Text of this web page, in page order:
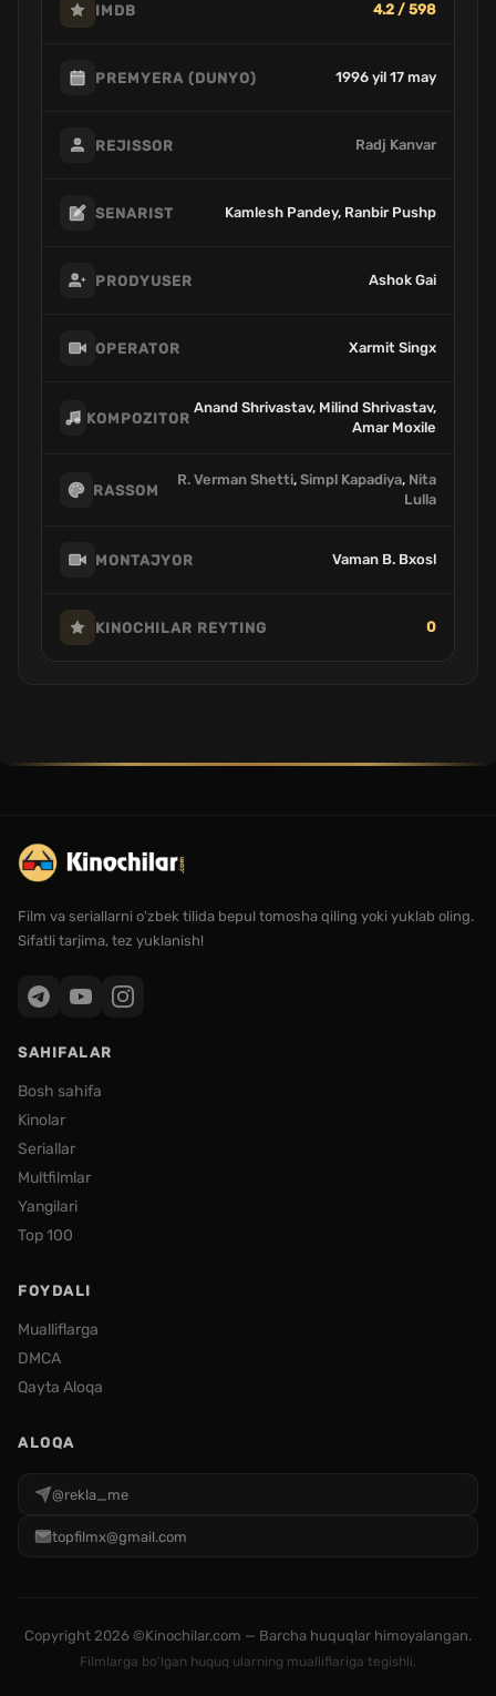
IMDB 4.2 / 598
PREMYERA (DUNYO) 1996 yil 17 may
REJISSOR Radj Kanvar
SENARIST Kamlesh Pandey, Ranbir Pushp
PRODYUSER Ashok Gai
OPERATOR Xarmit Singx
KOMPOZITOR
Anand Shrivastav, Milind Shrivastav,
Amar Moxile
RASSOM
R. Verman Shetti, Simpl Kapadiya, Nita
Lulla
MONTAJYOR Vaman B. Bxosl
KINOCHILAR REYTING 0
Film va seriallarni o'zbek tilida bepul tomosha qiling yoki yuklab oling.
Sifatli tarjima, tez yuklanish!
SAHIFALAR
Bosh sahifa
Kinolar
Seriallar
Multfilmlar
Yangilari
Top 100
FOYDALI
Mualliflarga
DMCA
Qayta Aloqa
ALOQA
@rekla_me
topfilmx@gmail.com
Copyright 2026 ©Kinochilar.com — Barcha huquqlar himoyalangan.
Filmlarga bo'lgan huquq ularning mualliflariga tegishli.